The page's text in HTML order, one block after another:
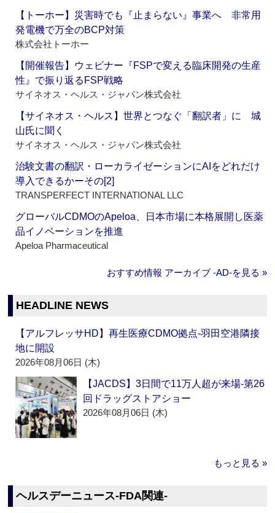
【トーホー】災害時でも『止まらない』事業へ 非常用
発電機で万全のBCP対策
株式会社トーホー
【開催報告】ウェビナー『FSPで変える臨床開発の生産
性』で振り返るFSP戦略
サイネオス・ヘルス・ジャパン株式会社
【サイネオス・ヘルス】世界とつなぐ「翻訳者」に 城
山氏に聞く
サイネオス・ヘルス・ジャパン株式会社
治験文書の翻訳・ローカライゼーションにAIをどれだけ
導入できるかーその[2]
TRANSPERFECT INTERNATIONAL LLC
グローバルCDMOのApeloa、日本市場に本格展開し医薬
品イノベーションを推進
Apeloa Pharmaceutical
おすすめ情報 アーカイブ ‐AD‐を見る »
HEADLINE NEWS
【アルフレッサHD】再生医療CDMO拠点‐羽田空港隣接
地に開設
2026年08月06日 (木)
【JACDS】3日間で11万人超が来場‐第26
回ドラッグストアショー
2026年08月06日 (木)
もっと見る »
ヘルスデーニュース‐FDA関連‐